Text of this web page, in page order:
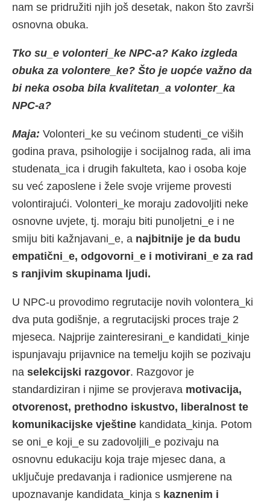
nam se pridružiti njih još desetak, nakon što završi
osnovna obuka.
Tko su_e volonteri_ke NPC-a? Kako izgleda
obuka za volontere_ke? Što je uopće važno da
bi neka osoba bila kvalitetan_a volonter_ka
NPC-a?
Maja: Volonteri_ke su većinom studenti_ce viših
godina prava, psihologije i socijalnog rada, ali ima
studenata_ica i drugih fakulteta, kao i osoba koje
su već zaposlene i žele svoje vrijeme provesti
volontirajući. Volonteri_ke moraju zadovoljiti neke
osnovne uvjete, tj. moraju biti punoljetni_e i ne
smiju biti kažnjavani_e, a najbitnije je da budu
empatični_e, odgovorni_e i motivirani_e za rad
s ranjivim skupinama ljudi.
U NPC-u provodimo regrutacije novih volontera_ki
dva puta godišnje, a regrutacijski proces traje 2
mjeseca. Najprije zainteresirani_e kandidati_kinje
ispunjavaju prijavnice na temelju kojih se pozivaju
na selekcijski razgovor. Razgovor je
standardiziran i njime se provjerava motivacija,
otvorenost, prethodno iskustvo, liberalnost te
komunikacijske vještine kandidata_kinja. Potom
se oni_e koji_e su zadovoljili_e pozivaju na
osnovnu edukaciju koja traje mjesec dana, a
uključuje predavanja i radionice usmjerene na
upoznavanje kandidata_kinja s kaznenim i